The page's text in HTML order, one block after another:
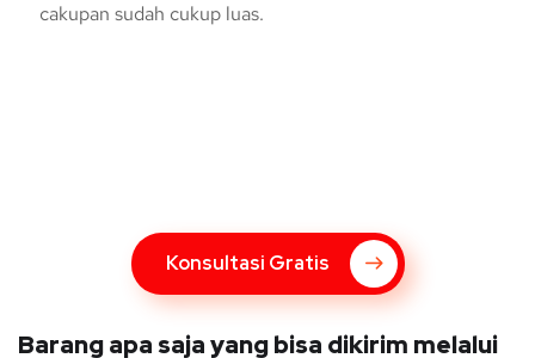
cakupan sudah cukup luas.
Konsultasi Gratis
Barang apa saja yang bisa dikirim melalui